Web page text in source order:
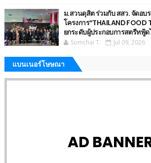
ม.สวนดุสิต ร่วมกับ สสว. จัดอบ
โครงการ“THAILAND FOOD
ยกระดับผู้ประกอบการสตรีทฟู้
Somchai T. Jul 09, 2026
แบนเนอร์โษษณา
AD